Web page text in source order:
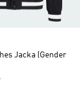
Jacka (Gender